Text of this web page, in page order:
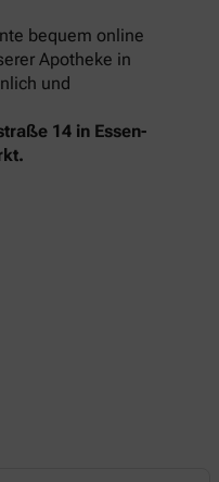
bequem online
Apotheke in
und
14 in Essen-